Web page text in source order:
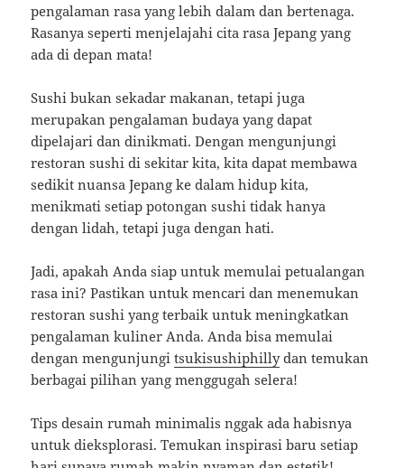
pengalaman rasa yang lebih dalam dan bertenaga.
Rasanya seperti menjelajahi cita rasa Jepang yang
ada di depan mata!
Sushi bukan sekadar makanan, tetapi juga
merupakan pengalaman budaya yang dapat
dipelajari dan dinikmati. Dengan mengunjungi
restoran sushi di sekitar kita, kita dapat membawa
sedikit nuansa Jepang ke dalam hidup kita,
menikmati setiap potongan sushi tidak hanya
dengan lidah, tetapi juga dengan hati.
Jadi, apakah Anda siap untuk memulai petualangan
rasa ini? Pastikan untuk mencari dan menemukan
restoran sushi yang terbaik untuk meningkatkan
pengalaman kuliner Anda. Anda bisa memulai
dengan mengunjungitsukisushiphillydan temukan
berbagai pilihan yang menggugah selera!
Tips desain rumah minimalis nggak ada habisnya
untuk dieksplorasi. Temukan inspirasi baru setiap